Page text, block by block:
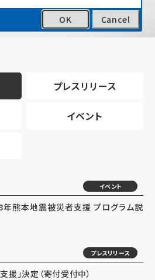
プレスリリース
イベント
イベント
8年熊本地震被災者支援 プログラム説
プレスリリース
」決定（寄付受付中）
OK Cancel